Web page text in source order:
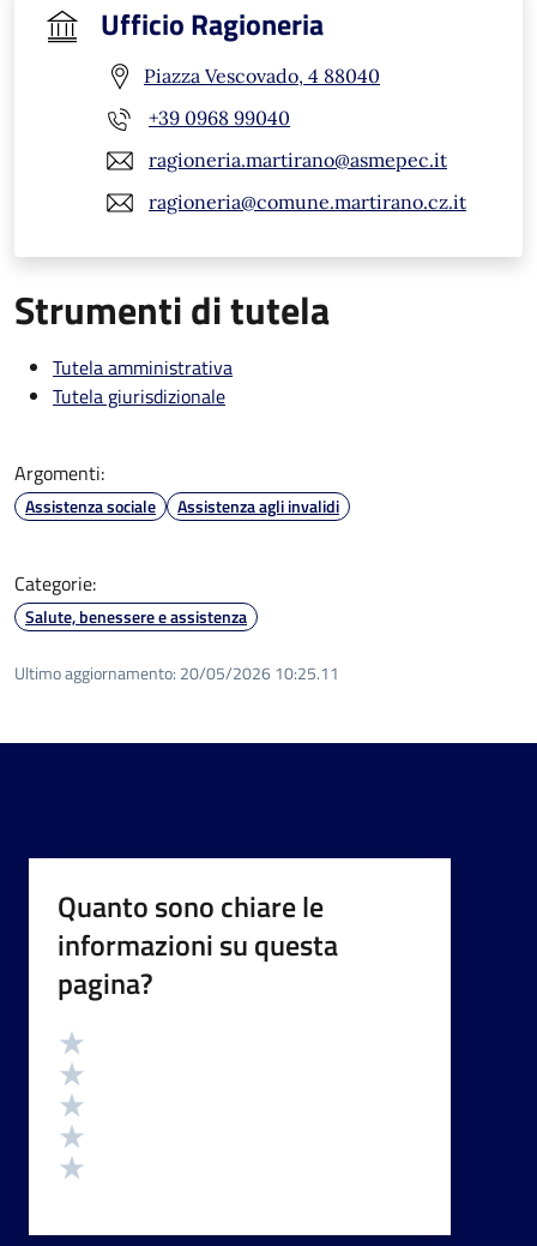
Ufficio Ragioneria
Piazza Vescovado, 4 88040
+39 0968 99040
ragioneria.martirano@asmepec.it
ragioneria@comune.martirano.cz.it
Strumenti di tutela
Tutela amministrativa
Tutela giurisdizionale
Argomenti:
Assistenza sociale Assistenza agli invalidi
Categorie:
Salute, benessere e assistenza
Ultimo aggiornamento: 20/05/2026 10:25.11
Quanto sono chiare le
informazioni su questa
pagina?
Valutazione